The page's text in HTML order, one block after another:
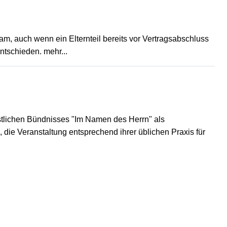
auch wenn ein Elternteil bereits vor Vertragsabschluss
mehr...
Bündnisses "Im Namen des Herrn" als
Veranstaltung entsprechend ihrer üblichen Praxis für